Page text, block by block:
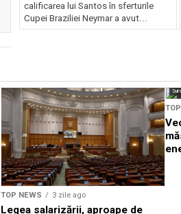
calificarea lui Santos în sferturile
Cupei Braziliei Neymar a avut...
TOP NEWS 3 zile ago
Legea salarizării, aproape de